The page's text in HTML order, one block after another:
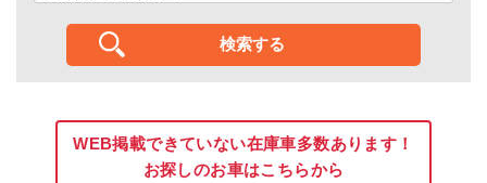
WEB掲載できていない在庫車多数あります！
お探しのお車はこちらから